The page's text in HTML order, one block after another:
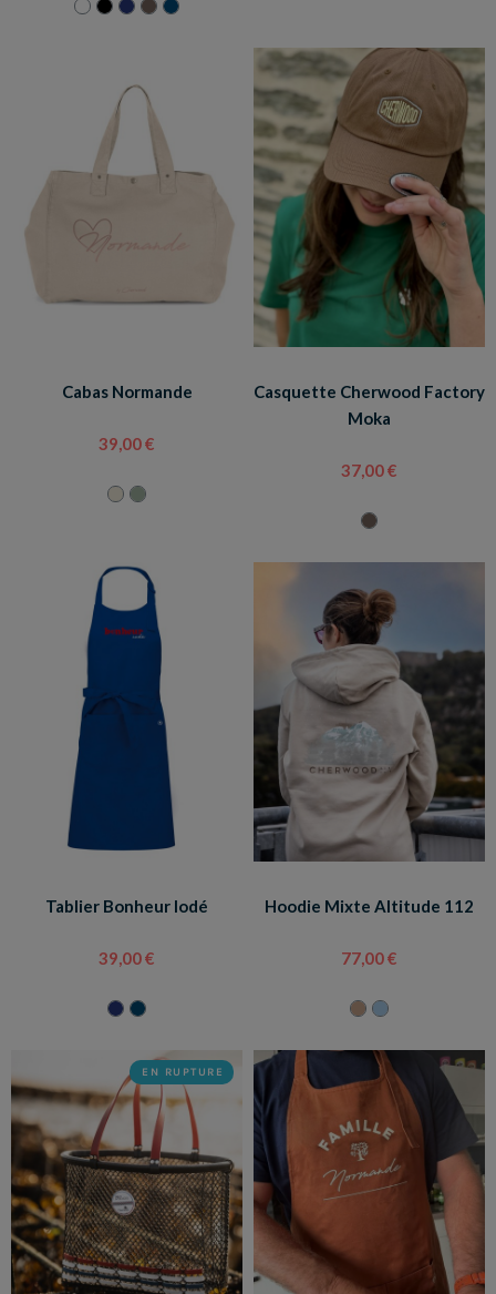
Cabas Normande
39,00 €
Casquette Cherwood Factory
Moka
37,00 €
Tablier Bonheur Iodé
39,00 €
Hoodie Mixte Altitude 112
77,00 €
EN RUPTURE